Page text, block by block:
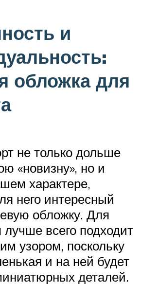
и
обложка для
не только дольше
«новизну», но и
характере,
него интересный
обложку. Для
всего подходит
узором, поскольку
и на ней будет
деталей.